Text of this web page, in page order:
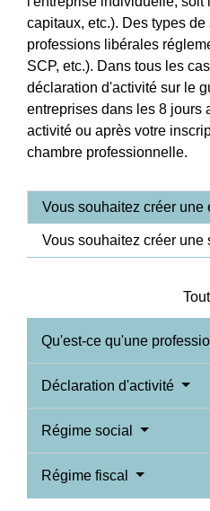
capitaux, etc.). Des types
professions libérales
SCP, etc.). Dans tous les
déclaration d'activité sur le
entreprises dans les 8 jours
activité ou après votre
chambre professionnelle.
Vous souhaitez créer
Vous souhaitez créer une
Qu'est-ce qu'une
Déclaration d'activité
Régime social
Régime fiscal